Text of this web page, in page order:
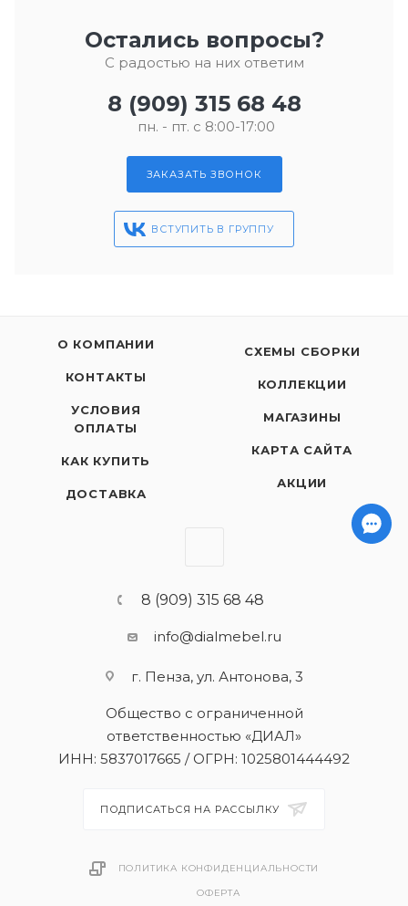
Остались вопросы?
С радостью на них ответим
8 (909) 315 68 48
пн. - пт. с 8:00-17:00
ЗАКАЗАТЬ ЗВОНОК
ВСТУПИТЬ В ГРУППУ
О КОМПАНИИ
КОНТАКТЫ
УСЛОВИЯ
ОПЛАТЫ
КАК КУПИТЬ
ДОСТАВКА
СХЕМЫ СБОРКИ
КОЛЛЕКЦИИ
МАГАЗИНЫ
КАРТА САЙТА
АКЦИИ
8 (909) 315 68 48
info@dialmebel.ru
г. Пенза, ул. Антонова, 3
Общество с ограниченной
ответственностью «ДИАЛ»
ИНН: 5837017665 / ОГРН: 1025801444492
ПОДПИСАТЬСЯ НА РАССЫЛКУ
ПОЛИТИКА КОНФИДЕНЦИАЛЬНОСТИ
ОФЕРТА